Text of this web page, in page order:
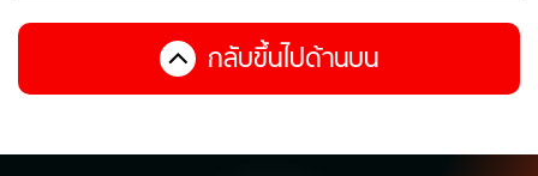
กลับขึ้นไปด้านบน